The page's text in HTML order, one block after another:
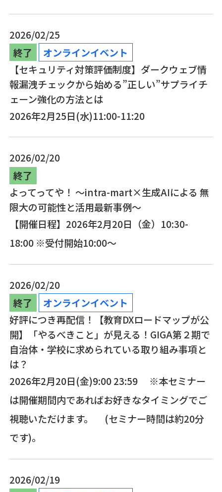
2026/02/25
終了
オンラインイベント
【セキュリティ対策評価制度】ダークウェブ情
報漏洩チェックから始める”正しい”サプライチ
ェーン強化の方法とは
2026年2月25日(水)11:00-11:20
2026/02/20
終了
よってってや！ ～intra-mart×生成AIによる 無
限大の可能性と活用最新事例～
【開催日程】2026年2月20日（金）10:30-
18:00 ※受付開始10:00～
2026/02/20
終了
オンラインイベント
好評につき再配信！【教育DXロードマップが公
開】「やるべきこと」が見える！GIGA第２期で
自治体・学校に求められている取り組み事項と
は？
2026年2月20日(金)9:00 23:59 ※本セミナー
は開催期間内であればお好きなタイミングでご
視聴いただけます。 (セミナー時間は約20分
です)。
2026/02/19